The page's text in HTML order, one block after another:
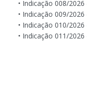
• Indicação 008/
• Indicação 009/
• Indicação 010/
• Indicação 011/